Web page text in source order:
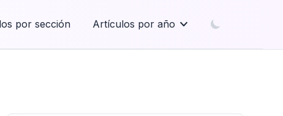
por sección Artículos por año